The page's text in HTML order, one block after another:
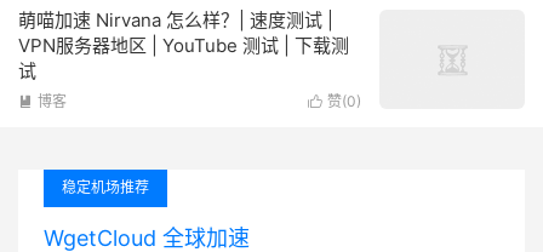
萌喵加速 Nirvana 怎么样？| 速度测试 |
VPN服务器地区 | YouTube 测试 | 下载测
试
 赞(0)
 博客
稳定机场推荐
WgetCloud 全球加速